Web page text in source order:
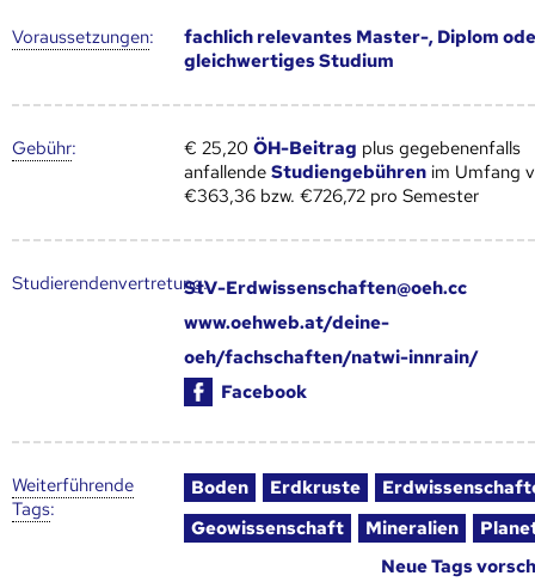
Voraus­setzungen:
fachlich relevantes Master-, Diplom
gleichwertiges Studium
Gebühr: € 25,20ÖH-Beitrag plus gegebenenfalls
anfallendeStudiengebühren im Umfang
€363,36 bzw. €726,72 pro Semester
Studierendenvertretung:StV-Erdwissenschaften@oeh.cc
www.oehweb.at/deine-
oeh/fachschaften/natwi-innrain/
Facebook
Weiter­führende
Tags:
Boden Erdkruste
Geowissenschaft
Mineralien
Neue Tags